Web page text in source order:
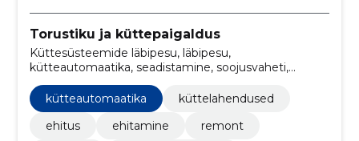
Torustiku ja küttepaigaldus
Küttesüsteemide läbipesu, läbipesu,
kütteautomaatika, seadistamine, soojusvaheti,
Lahendamine, rikete tuvastamine ja kõrvaldamine,
probleemide lahendamine, Soojussõlmede hooldus,
vahetus
kütteautomaatika
küttelahendused
ehitus
ehitamine
remont